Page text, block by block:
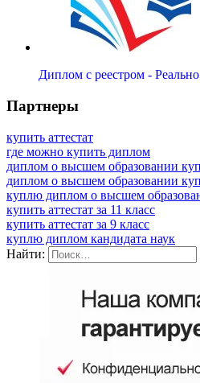
Диплом с реестром -
Партнеры
купить аттестат
где можно купить диплом
диплом о высшем образовании
диплом о высшем образовании
куплю диплом о высшем
купить аттестат за 11 класс
купить аттестат за 9 класс
куплю диплом кандидата наук
Найти: